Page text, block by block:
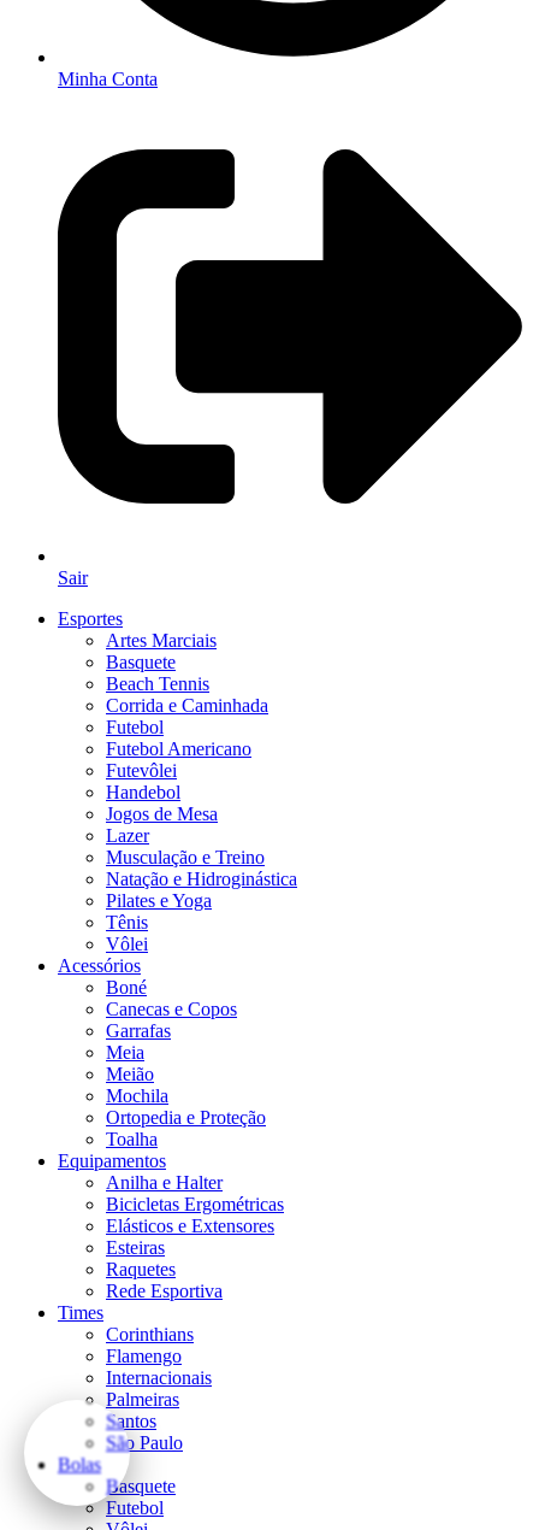
Minha Conta
Sair
Esportes
Artes Marciais
Basquete
Beach Tennis
Corrida e Caminhada
Futebol
Futebol Americano
Futevôlei
Handebol
Jogos de Mesa
Lazer
Musculação e Treino
Natação e Hidroginástica
Pilates e Yoga
Tênis
Vôlei
Acessórios
Boné
Canecas e Copos
Garrafas
Meia
Meião
Mochila
Ortopedia e Proteção
Toalha
Equipamentos
Anilha e Halter
Bicicletas Ergométricas
Elásticos e Extensores
Esteiras
Raquetes
Rede Esportiva
Times
Corinthians
Flamengo
Internacionais
Palmeiras
Santos
São Paulo
Bolas
Basquete
Futebol